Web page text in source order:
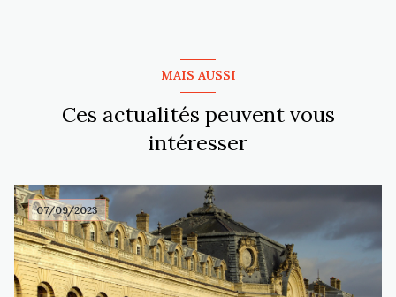
MAIS AUSSI
Ces actualités peuvent vous
intéresser
07/09/2023